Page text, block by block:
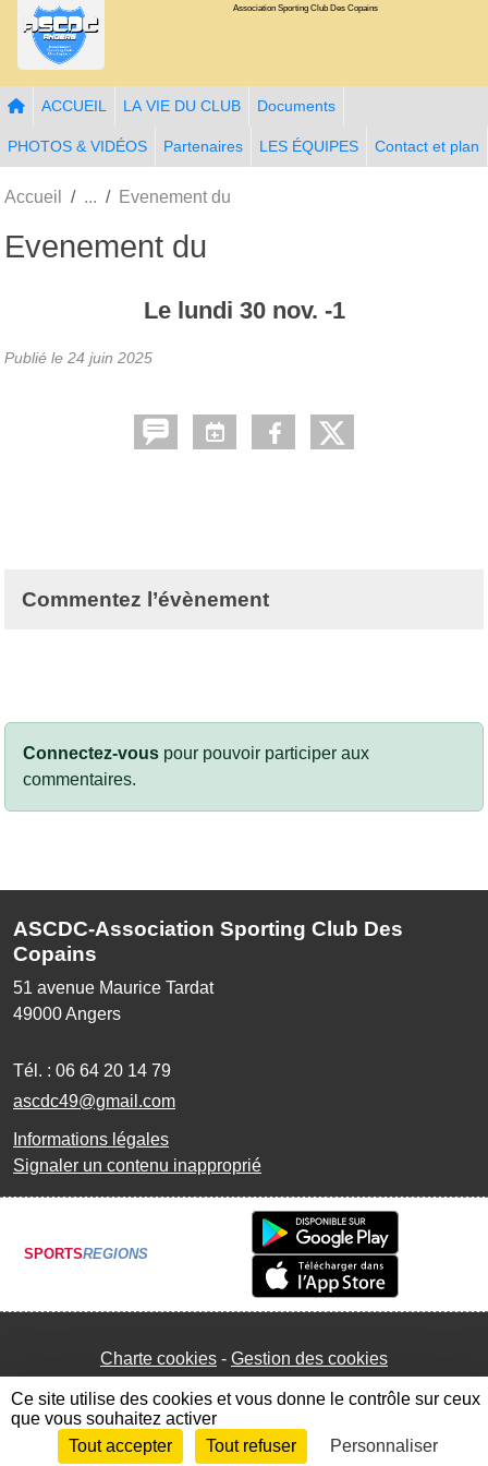
Association Sporting Club Des Copains
ACCUEIL LA VIE DU CLUB Documents
PHOTOS & VIDÉOS Partenaires LES ÉQUIPES Contact et plan
Accueil Evenement du
Evenement du
Le lundi 30 nov. -1
Publié le 24 juin 2025
Commentez l’évènement
Connectez-vous pour pouvoir participer aux
commentaires.
ASCDC-Association Sporting Club Des
Copains
51 avenue Maurice Tardat
49000Angers
Tél. : 06 64 20 14 79
ascdc49@gmail.com
Informations légales
Signaler un contenu inapproprié
SPORTSREGIONS
Charte cookies Gestion des cookies
Envie de participer ? Connexion
Panneau de gestion des cookies
Ce site utilise des cookies et vous donne le contrôle sur ceux
que vous souhaitez activer
Tout accepter
Tout refuser Personnaliser